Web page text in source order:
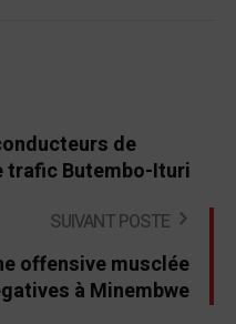
de
trafic Butembo-Ituri
SUIVANT POSTE
offensive musclée
à Minembwe